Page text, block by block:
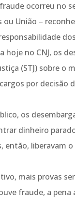
ocorreu no
União –
no CNJ, os
(STJ) sobre
por decisão
os
dinheiro
então, liberavam
mais provas
fraude, a